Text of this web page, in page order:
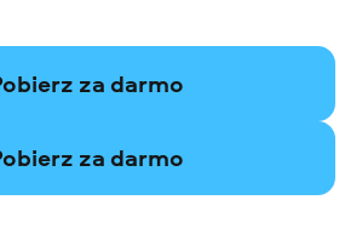
za darmo
za darmo